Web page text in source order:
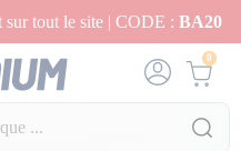
sur tout le site | CODE : BA20
0